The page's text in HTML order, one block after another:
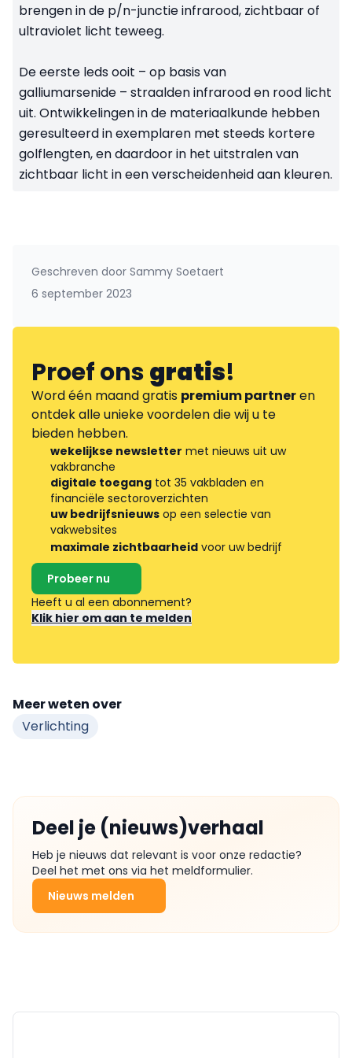
brengen in de p/n-junctie infrarood, zichtbaar of
ultraviolet licht teweeg.
De eerste leds ooit – op basis van
galliumarsenide – straalden infrarood en rood licht
uit. Ontwikkelingen in de materiaalkunde hebben
geresulteerd in exemplaren met steeds kortere
golflengten, en daardoor in het uitstralen van
zichtbaar licht in een verscheidenheid aan kleuren.
Geschreven door Sammy Soetaert
6 september 2023
Proef onsgratis!
Word één maand gratis premium partneren
ontdek alle unieke voordelen die wij u te
bieden hebben.
wekelijkse newsletter met nieuws uit uw
vakbranche
digitale toegang tot 35 vakbladen en
financiële sectoroverzichten
uw bedrijfsnieuws op een selectie van
vakwebsites
maximale zichtbaarheid voor uw bedrijf
Probeer nu
Heeft u al een abonnement?
Klik hier om aan te melden
Meer weten over
Verlichting
Deel je (nieuws)verhaal
Heb je nieuws dat relevant is voor onze redactie?
Deel het met ons via het meldformulier.
Nieuws melden